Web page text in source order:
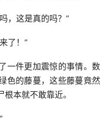
，这是真的吗？”
了！”
一件更加震惊的事情。数
色的藤蔓，这些藤蔓竟然
本就不敢靠近。